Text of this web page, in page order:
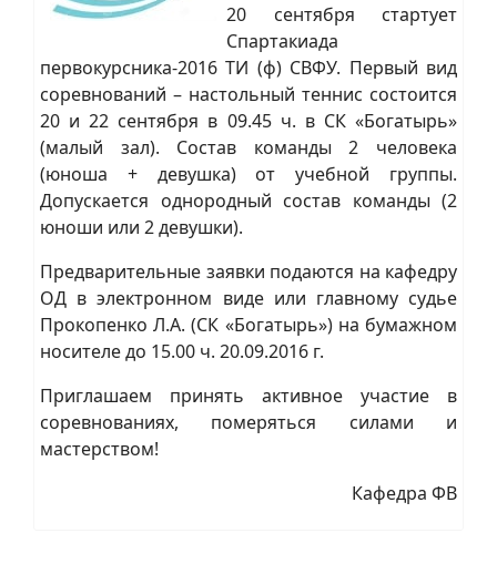
20 сентября стартует
Спартакиада
первокурсника-2016 ТИ (ф) СВФУ. Первый вид
соревнований – настольный теннис состоится
20 и 22 сентября в 09.45 ч. в СК «Богатырь»
(малый зал). Состав команды 2 человека
(юноша + девушка) от учебной группы.
Допускается однородный состав команды (2
юноши или 2 девушки).
Предварительные заявки подаются на кафедру
ОД в электронном виде или главному судье
Прокопенко Л.А. (СК «Богатырь») на бумажном
носителе до 15.00 ч. 20.09.2016 г.
Приглашаем принять активное участие в
соревнованиях, померяться силами и
мастерством!
Кафедра ФВ